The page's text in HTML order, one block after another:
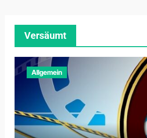
Versäumt
Allgemein